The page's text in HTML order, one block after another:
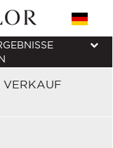
VERKAUF